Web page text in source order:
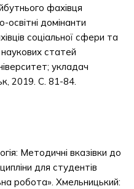
фахівця
освітні домінанти
соціальної сфери та
наукових статей
укладач
2019. С. 81-84.
Методичні вказівки до
для студентів
робота». Хмельницький: